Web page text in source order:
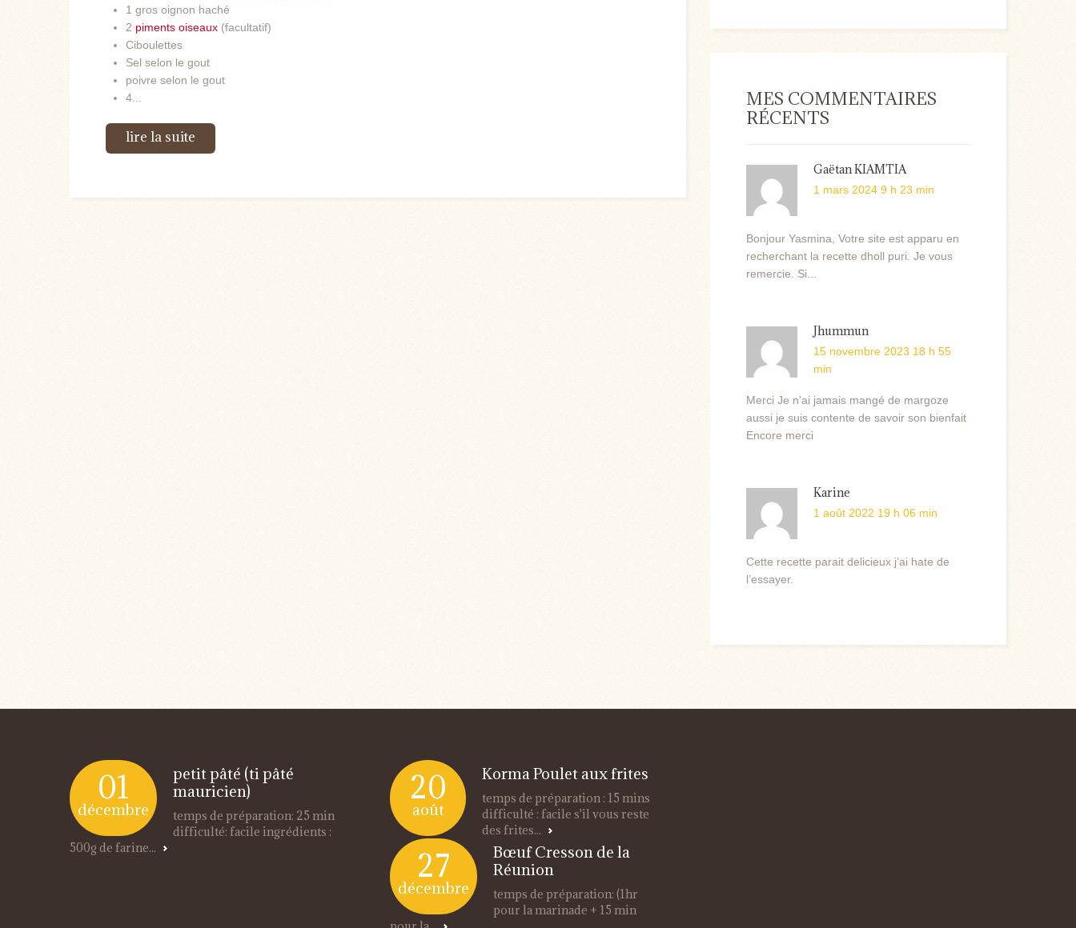
1 gros oignon haché
2 piments oiseaux (facultatif)
Ciboulettes
Sel selon le gout
poivre selon le gout
4...
lire la suite
MES COMMENTAIRES
RÉCENTS
Gaëtan KIAMTIA
1 mars 2024 9 h 23 min
Bonjour Yasmina, Votre site est apparu en
recherchant la recette dholl puri. Je vous
remercie. Si...
Jhummun
15 novembre 2023 18 h 55
min
Merci Je n'ai jamais mangé de margoze
aussi je suis contente de savoir son bienfait
Encore merci
Karine
1 août 2022 19 h 06 min
Cette recette parait delicieux j’ai hate de
l’essayer.
01
décembre
petit pâté (ti pâté
mauricien)
temps de préparation: 25 min
difficulté: facile ingrédients :
500g de farine...
20
août
Korma Poulet aux frites
temps de préparation : 15 mins
difficulté : facile s'il vous reste
des frites...
27
décembre
Bœuf Cresson de la
Réunion
temps de préparation: (1hr
pour la marinade + 15 min